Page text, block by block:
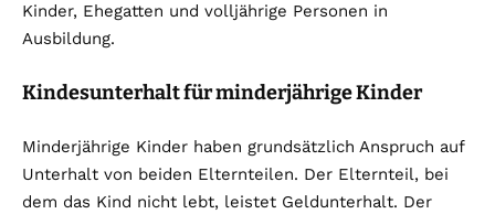
Kinder, Ehegatten und volljährige Personen in
Ausbildung.
Kindesunterhalt für minderjährige Kinder
Minderjährige Kinder haben grundsätzlich Anspruch auf
Unterhalt von beiden Elternteilen. Der Elternteil, bei
dem das Kind nicht lebt, leistet Geldunterhalt. Der